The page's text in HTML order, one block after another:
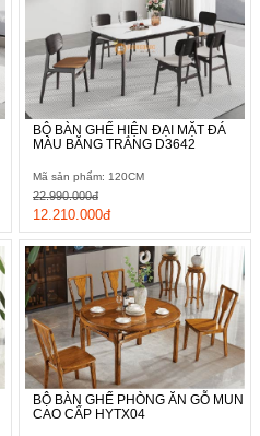
BỘ BÀN GHẾ HIỆN ĐẠI MẶT ĐÁ
MÀU BĂNG TRẮNG D3642
Mã sản phẩm: 120CM
12.210.000đ
22.990.000đ
BỘ BÀN GHẾ PHÒNG ĂN GỖ MUN
CAO CẤP HYTX04